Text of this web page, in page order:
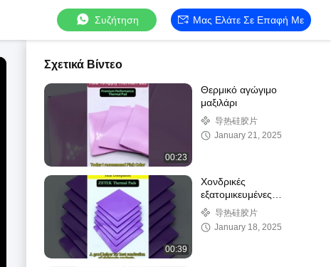
Συζήτηση Μας Ελάτε Σε Επαφή Με
Σχετικά Βίντεο
00:23
Θερμικό αγώγιμο
μαξιλάρι
导热硅胶片
January 21, 2025
00:39
Χονδρικές
εξατομικευμένες
θερμοοδηγούσες
σιλικόνες για ψύξη GPU
CPU
导热硅胶片
January 18, 2025